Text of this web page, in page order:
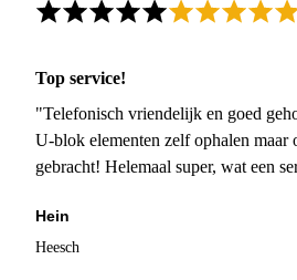
Top service!
"Telefonisch vriendelijk en goed
U-blok elementen zelf ophalen maar
gebracht! Helemaal super, wat een
Hein
Heesch